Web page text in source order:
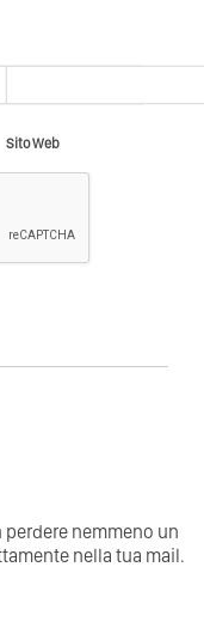
Sito Web
nemmeno un
nella tua mail.